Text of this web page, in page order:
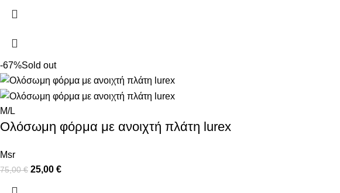
-67%Sold out
M/L
Ολόσωμη φόρμα με ανοιχτή πλάτη lurex
Msr
75,00€ 25,00 €